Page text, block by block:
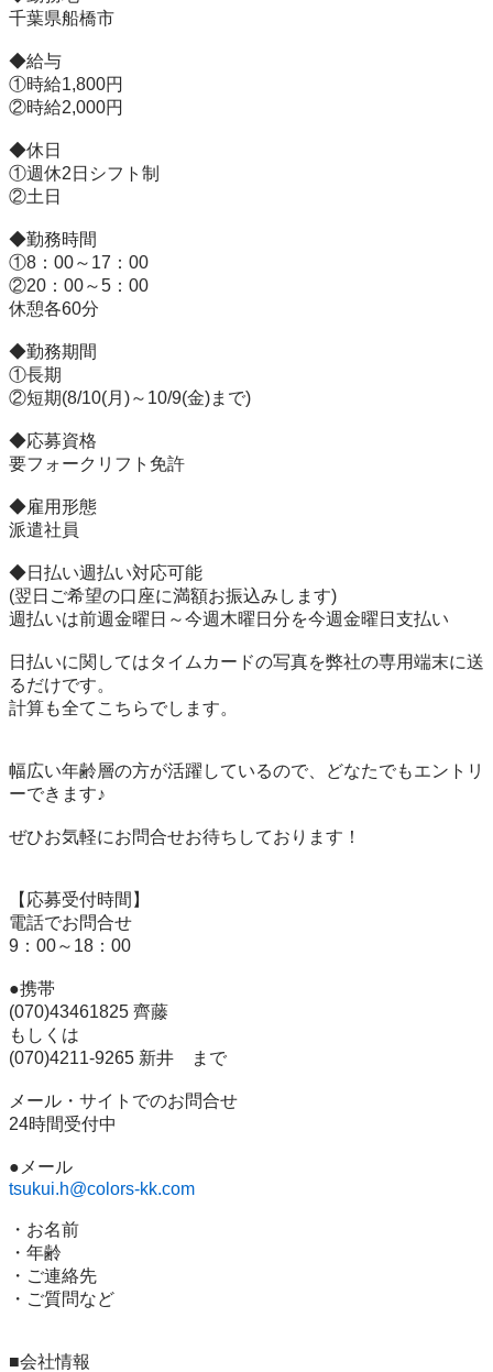
千葉県船橋市
◆給与
①時給1,800円
②時給2,000円
◆休日
①週休2日シフト制
②土日
◆勤務時間
①8：00～17：00
②20：00～5：00
休憩各60分
◆勤務期間
①長期
②短期(8/10(月)～10/9(金)まで)
◆応募資格
要フォークリフト免許
◆雇用形態
派遣社員
◆日払い週払い対応可能
(翌日ご希望の口座に満額お振込みします)
週払いは前週金曜日～今週木曜日分を今週金曜日支払い
日払いに関してはタイムカードの写真を弊社の専用端末に送
るだけです。
計算も全てこちらでします。
幅広い年齢層の方が活躍しているので、どなたでもエントリ
ーできます♪
ぜひお気軽にお問合せお待ちしております！
【応募受付時間】
電話でお問合せ
9：00～18：00
●携帯
(070)43461825 齊藤
もしくは
(070)4211-9265 新井　まで
メール・サイトでのお問合せ
24時間受付中
tsukui.h@colors-kk.com
・お名前
・年齢
・ご連絡先
・ご質問など
■会社情報